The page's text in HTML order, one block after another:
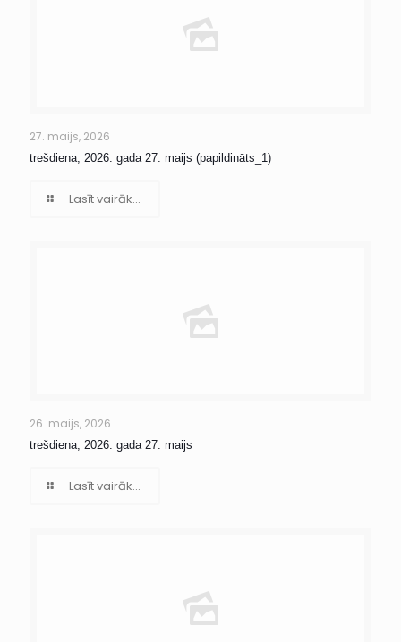
27. maijs, 2026
trešdiena, 2026. gada 27. maijs (papildināts_1)
Lasīt vairāk...
26. maijs, 2026
trešdiena, 2026. gada 27. maijs
Lasīt vairāk...